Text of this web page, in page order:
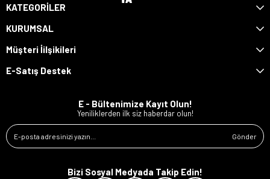
KATEGORİLER
KURUMSAL
Müşteri İilşikileri
E-Satış Destek
E - Bültenimize Kayıt Olun!
Yeniliklerden ilk siz haberdar olun!
Gönder
Bizi Sosyal Medyada Takip Edin!